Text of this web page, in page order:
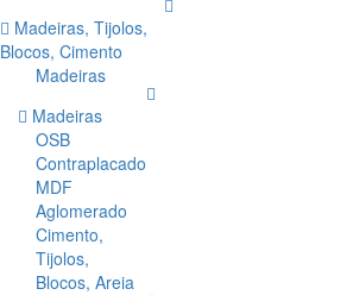
Madeiras, Tijolos,
Blocos, Cimento
Madeiras
Madeiras
OSB
Contraplacado
MDF
Aglomerado
Cimento,
Tijolos,
Blocos, Areia